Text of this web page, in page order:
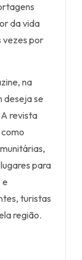
da vida
vezes por
na
deseja se
revista
para
e
turistas
região.